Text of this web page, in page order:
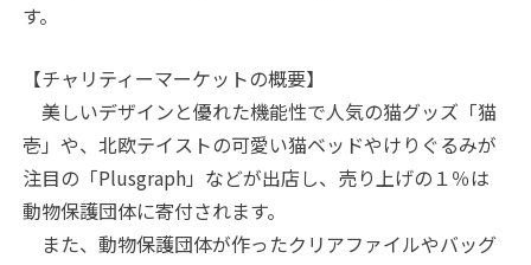
す。
【チャリティーマーケットの概要】
美しいデザインと優れた機能性で人気の猫グッズ「猫
壱」や、北欧テイストの可愛い猫ベッドやけりぐるみが
注目の「Plusgraph」などが出店し、売り上げの１％は
動物保護団体に寄付されます。
また、動物保護団体が作ったクリアファイルやバッグ